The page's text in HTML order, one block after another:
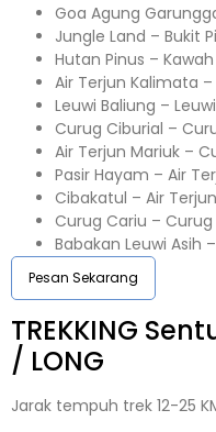
Goa Agung
Jungle Land – Bukit
Hutan Pinus –
Air Terjun Kalimata
Leuwi Baliung –
Curug Ciburial –
Air Terjun Mariuk –
Pasir Hayam – Air
Cibakatul – Air
Curug Cariu –
Babakan Leuwi Asih
Pesan Sekarang
TREKKING
/ LONG
Jarak tempuh trek 12-25